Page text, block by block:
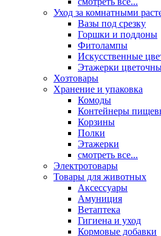
Уход за комнатными
Вазы под срезку
Горшки и поддоны
Фитолампы
Искусственные
Этажерки
Хозтовары
Хранение и упаковка
Комоды
Контейнеры
Корзины
Полки
Этажерки
смотреть все...
Электротовары
Товары для животных
Аксессуары
Амуниция
Ветаптека
Гигиена и уход
Кормовые добавки